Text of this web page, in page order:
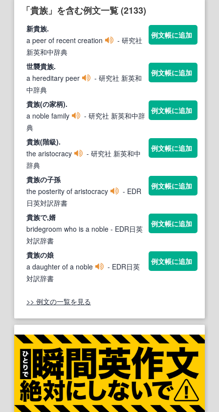
「貴族」を含む例文一覧 (2133)
新貴族.
a peer of recent creation
- 研究社
新英和中辞典
例文帳に追加
世襲貴族.
a hereditary peer
- 研究社 新英和
中辞典
例文帳に追加
貴族(の家柄).
a noble family
- 研究社 新英和中辞
典
例文帳に追加
貴族(階級).
the aristocracy
- 研究社 新英和中
辞典
例文帳に追加
貴族の子孫
the posterity of aristocracy
- EDR
日英対訳辞書
例文帳に追加
貴族で,婿
bridegroom who is a noble - EDR日英
対訳辞書
例文帳に追加
貴族の娘
a daughter of a noble
- EDR日英
対訳辞書
例文帳に追加
>> 例文の一覧を見る